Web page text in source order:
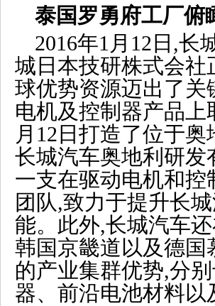
泰国罗勇府工厂俯
2016年1月12日,
城日本技研株式会
球优势资源迈出了
电机及控制器产品上
月12日打造了位于
长城汽车奥地利研
一支在驱动电机和
团队,致力于提升长
能。此外,长城汽车
韩国京畿道以及德
的产业集群优势,分
器、前沿电池材料